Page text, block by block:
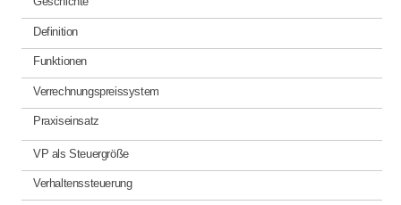
Definition
Funktionen
Verrechnungspreissystem
Praxiseinsatz
VP als Steuergröße
Verhaltenssteuerung